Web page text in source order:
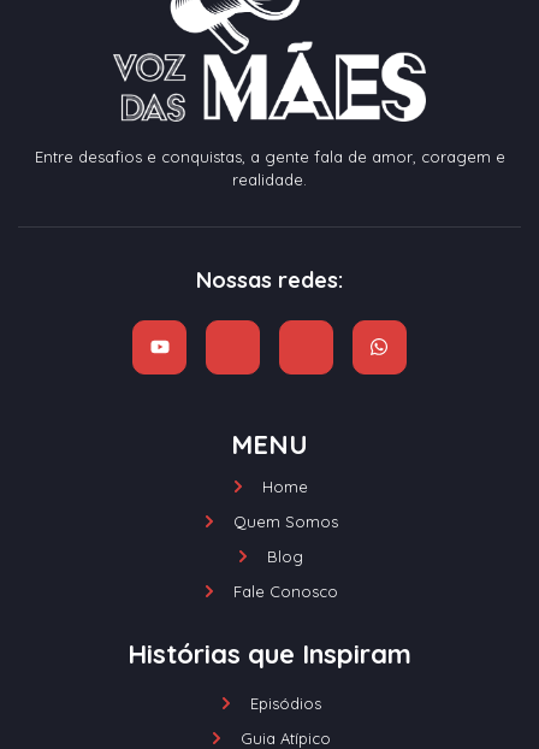
Entre desafios e conquistas, a gente fala de amor, coragem e
realidade.
Nossas redes:
MENU
Home
Quem Somos
Blog
Fale Conosco
Histórias que Inspiram
Episódios
Guia Atípico